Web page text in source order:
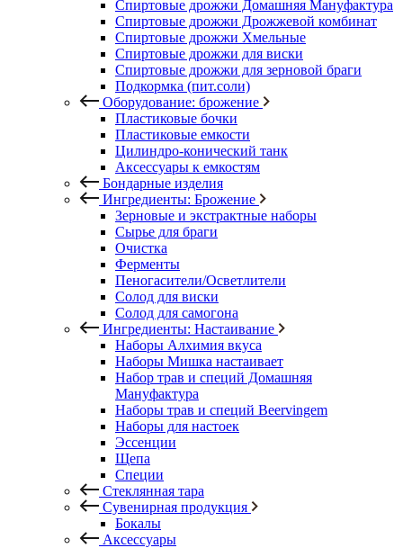
Спиртовые дрожжи Домашняя Мануфактура
Спиртовые дрожжи Дрожжевой комбинат
Спиртовые дрожжи Хмельные
Спиртовые дрожжи для виски
Спиртовые дрожжи для зерновой браги
Подкормка (пит.соли)
Оборудование: брожение
Пластиковые бочки
Пластиковые емкости
Цилиндро-конический танк
Аксессуары к емкостям
Бондарные изделия
Ингредиенты: Брожение
Зерновые и экстрактные наборы
Сырье для браги
Очистка
Ферменты
Пеногасители/Осветлители
Солод для виски
Солод для самогона
Ингредиенты: Настаивание
Наборы Алхимия вкуса
Наборы Мишка настаивает
Набор трав и специй Домашняя
Мануфактура
Наборы трав и специй Beervingem
Наборы для настоек
Эссенции
Щепа
Специи
Стеклянная тара
Сувенирная продукция
Бокалы
Аксессуары